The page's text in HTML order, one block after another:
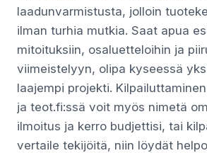
laadunvarmistusta, jolloin
ilman turhia mutkia. Saat apua
mitoituksiin, osaluetteloihin ja
viimeistelyyn, olipa kyseessä
laajempi projekti.
ja teot.fi:ssä voit myös nimetä
ilmoitus ja kerro budjettisi, tai
vertaile tekijöitä, niin löydät